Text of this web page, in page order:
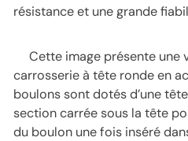
résistance et une grande
Cette image présente une
carrosserie à tête ronde en
boulons sont dotés d’une
section carrée sous la tête
du boulon une fois inséré